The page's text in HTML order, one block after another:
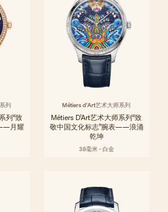
列
列“致
月耀
Métiers d'Art艺术大师系列
Métiers D’Art艺术大师系列“致
敬中国文化标志”腕表——浪涌
乾坤
38毫米 - 白金